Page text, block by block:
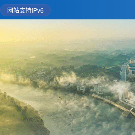
网站支持IPv6